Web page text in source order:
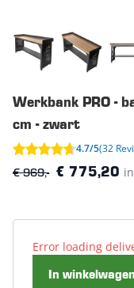
Werkbank PRO -
cm - zwart
4.7/5(32
€ 969,- € 775,20
Error loading
In winkelwagen